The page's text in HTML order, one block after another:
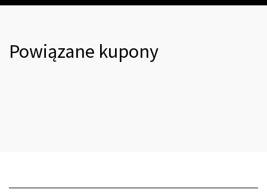
Powiązane kupony